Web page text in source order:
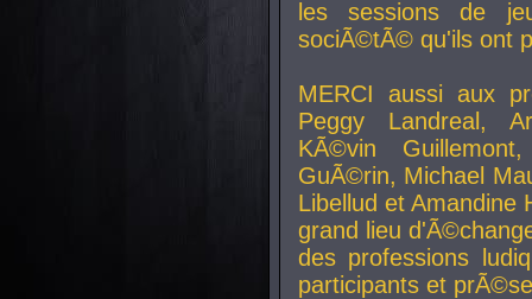
les sessions de
sociÃ©tÃ© qu'ils ont
MERCI aussi aux
Peggy Landreal,
KÃ©vin
GuÃ©rin, Michael
Libellud et Amandine
grand lieu
des professions
participants et